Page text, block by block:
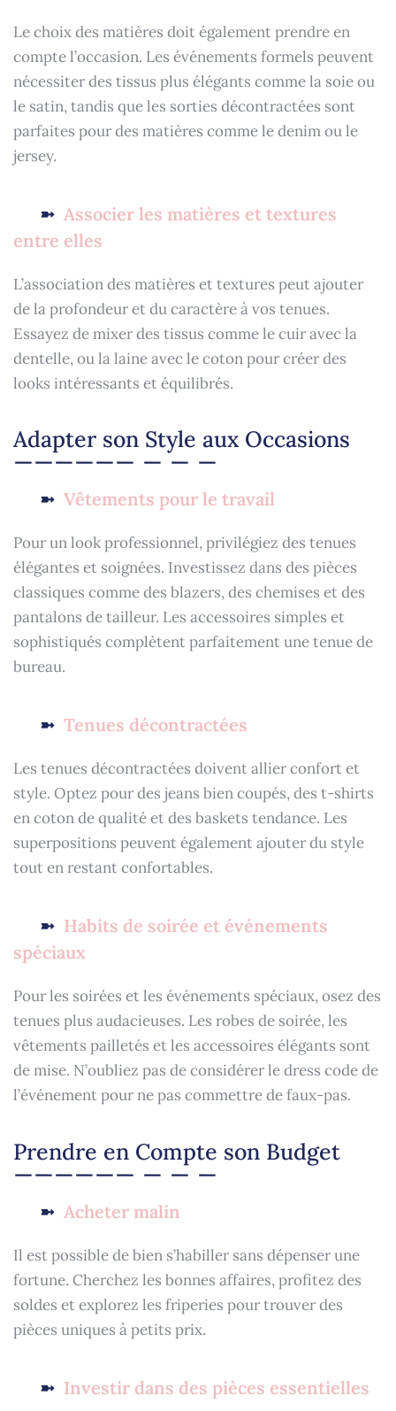
Le choix des matières doit également prendre en
compte l’occasion. Les événements formels peuvent
nécessiter des tissus plus élégants comme la soie ou
le satin, tandis que les sorties décontractées sont
parfaites pour des matières comme le denim ou le
jersey.
Associer les matières et textures
entre elles
L’association des matières et textures peut ajouter
de la profondeur et du caractère à vos tenues.
Essayez de mixer des tissus comme le cuir avec la
dentelle, ou la laine avec le coton pour créer des
looks intéressants et équilibrés.
Adapter son Style aux Occasions
Vêtements pour le travail
Pour un look professionnel, privilégiez des tenues
élégantes et soignées. Investissez dans des pièces
classiques comme des blazers, des chemises et des
pantalons de tailleur. Les accessoires simples et
sophistiqués complètent parfaitement une tenue de
bureau.
Tenues décontractées
Les tenues décontractées doivent allier confort et
style. Optez pour des jeans bien coupés, des t-shirts
en coton de qualité et des baskets tendance. Les
superpositions peuvent également ajouter du style
tout en restant confortables.
Habits de soirée et événements
spéciaux
Pour les soirées et les événements spéciaux, osez des
tenues plus audacieuses. Les robes de soirée, les
vêtements pailletés et les accessoires élégants sont
de mise. N’oubliez pas de considérer le dress code de
l’événement pour ne pas commettre de faux-pas.
Prendre en Compte son Budget
Acheter malin
Il est possible de bien s’habiller sans dépenser une
fortune. Cherchez les bonnes affaires, profitez des
soldes et explorez les friperies pour trouver des
pièces uniques à petits prix.
Investir dans des pièces essentielles